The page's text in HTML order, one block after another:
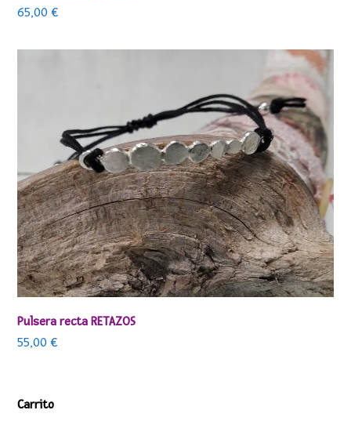
65,00€
Pulsera recta RETAZOS
55,00€
Carrito